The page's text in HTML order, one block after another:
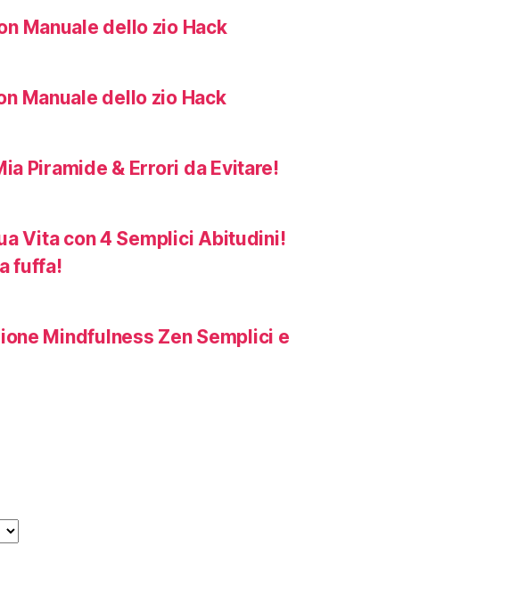
Manuale dello zio Hack
Manuale dello zio Hack
Piramide & Errori da Evitare!
Vita con 4 Semplici Abitudini!
fuffa!
Mindfulness Zen Semplici e